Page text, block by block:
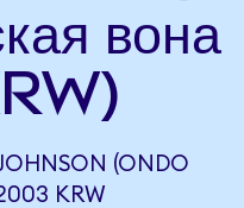
вона
(ONDO
KRW